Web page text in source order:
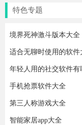
特色专题
境界死神激斗版本大全
适合无聊时使用的软件
年轻人用的社交软件有
手机抢票软件大全
第三人称游戏大全
智能家居app大全